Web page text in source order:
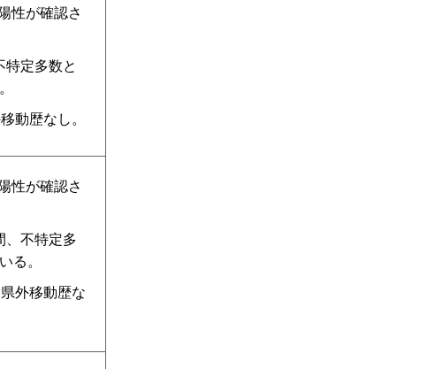
性が確認さ
特定多数と
動歴なし。
性が確認さ
、不特定多
る。
外移動歴な